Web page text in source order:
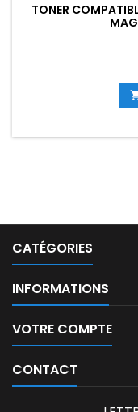
TONER
CATÉGORIES
INFORMATIONS
VOTRE COMPTE
CONTACT